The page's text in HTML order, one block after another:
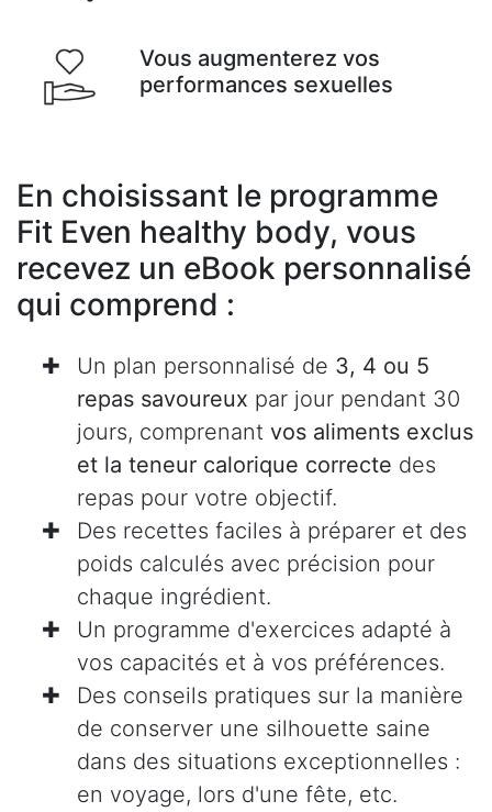
Vous augmenterez vos
performances sexuelles
En choisissant le programme
Fit Even healthy body, vous
recevez un eBook personnalisé
qui comprend :
Un plan personnalisé de 3, 4 ou 5
repas savoureux par jour pendant 30
jours, comprenant vos aliments exclus
et la teneur calorique correcte des
repas pour votre objectif.
Des recettes faciles à préparer et des
poids calculés avec précision pour
chaque ingrédient.
Un programme d'exercices adapté à
vos capacités et à vos préférences.
Des conseils pratiques sur la manière
de conserver une silhouette saine
dans des situations exceptionnelles :
en voyage, lors d'une fête, etc.